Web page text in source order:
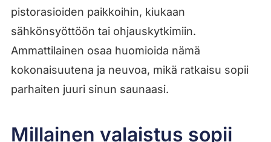
pistorasioiden paikkoihin, kiukaan
sähkönsyöttöön tai ohjauskytkimiin.
Ammattilainen osaa huomioida nämä
kokonaisuutena ja neuvoa, mikä ratkaisu sopii
parhaiten juuri sinun saunaasi.
Millainen valaistus sopii